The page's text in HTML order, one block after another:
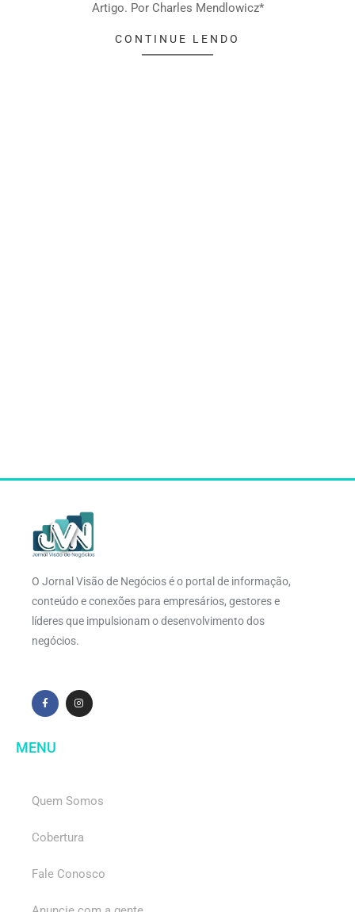
Artigo. Por Charles Mendlowicz*
CONTINUE LENDO
O Jornal Visão de Negócios é o portal de informação,
conteúdo e conexões para empresários, gestores e
líderes que impulsionam o desenvolvimento dos
negócios.
MENU
Quem Somos
Cobertura
Fale Conosco